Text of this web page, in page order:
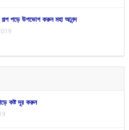
গল্প পড়ে উপভোগ করুন মহা আনন্দ
কষ্ট দূর করুন